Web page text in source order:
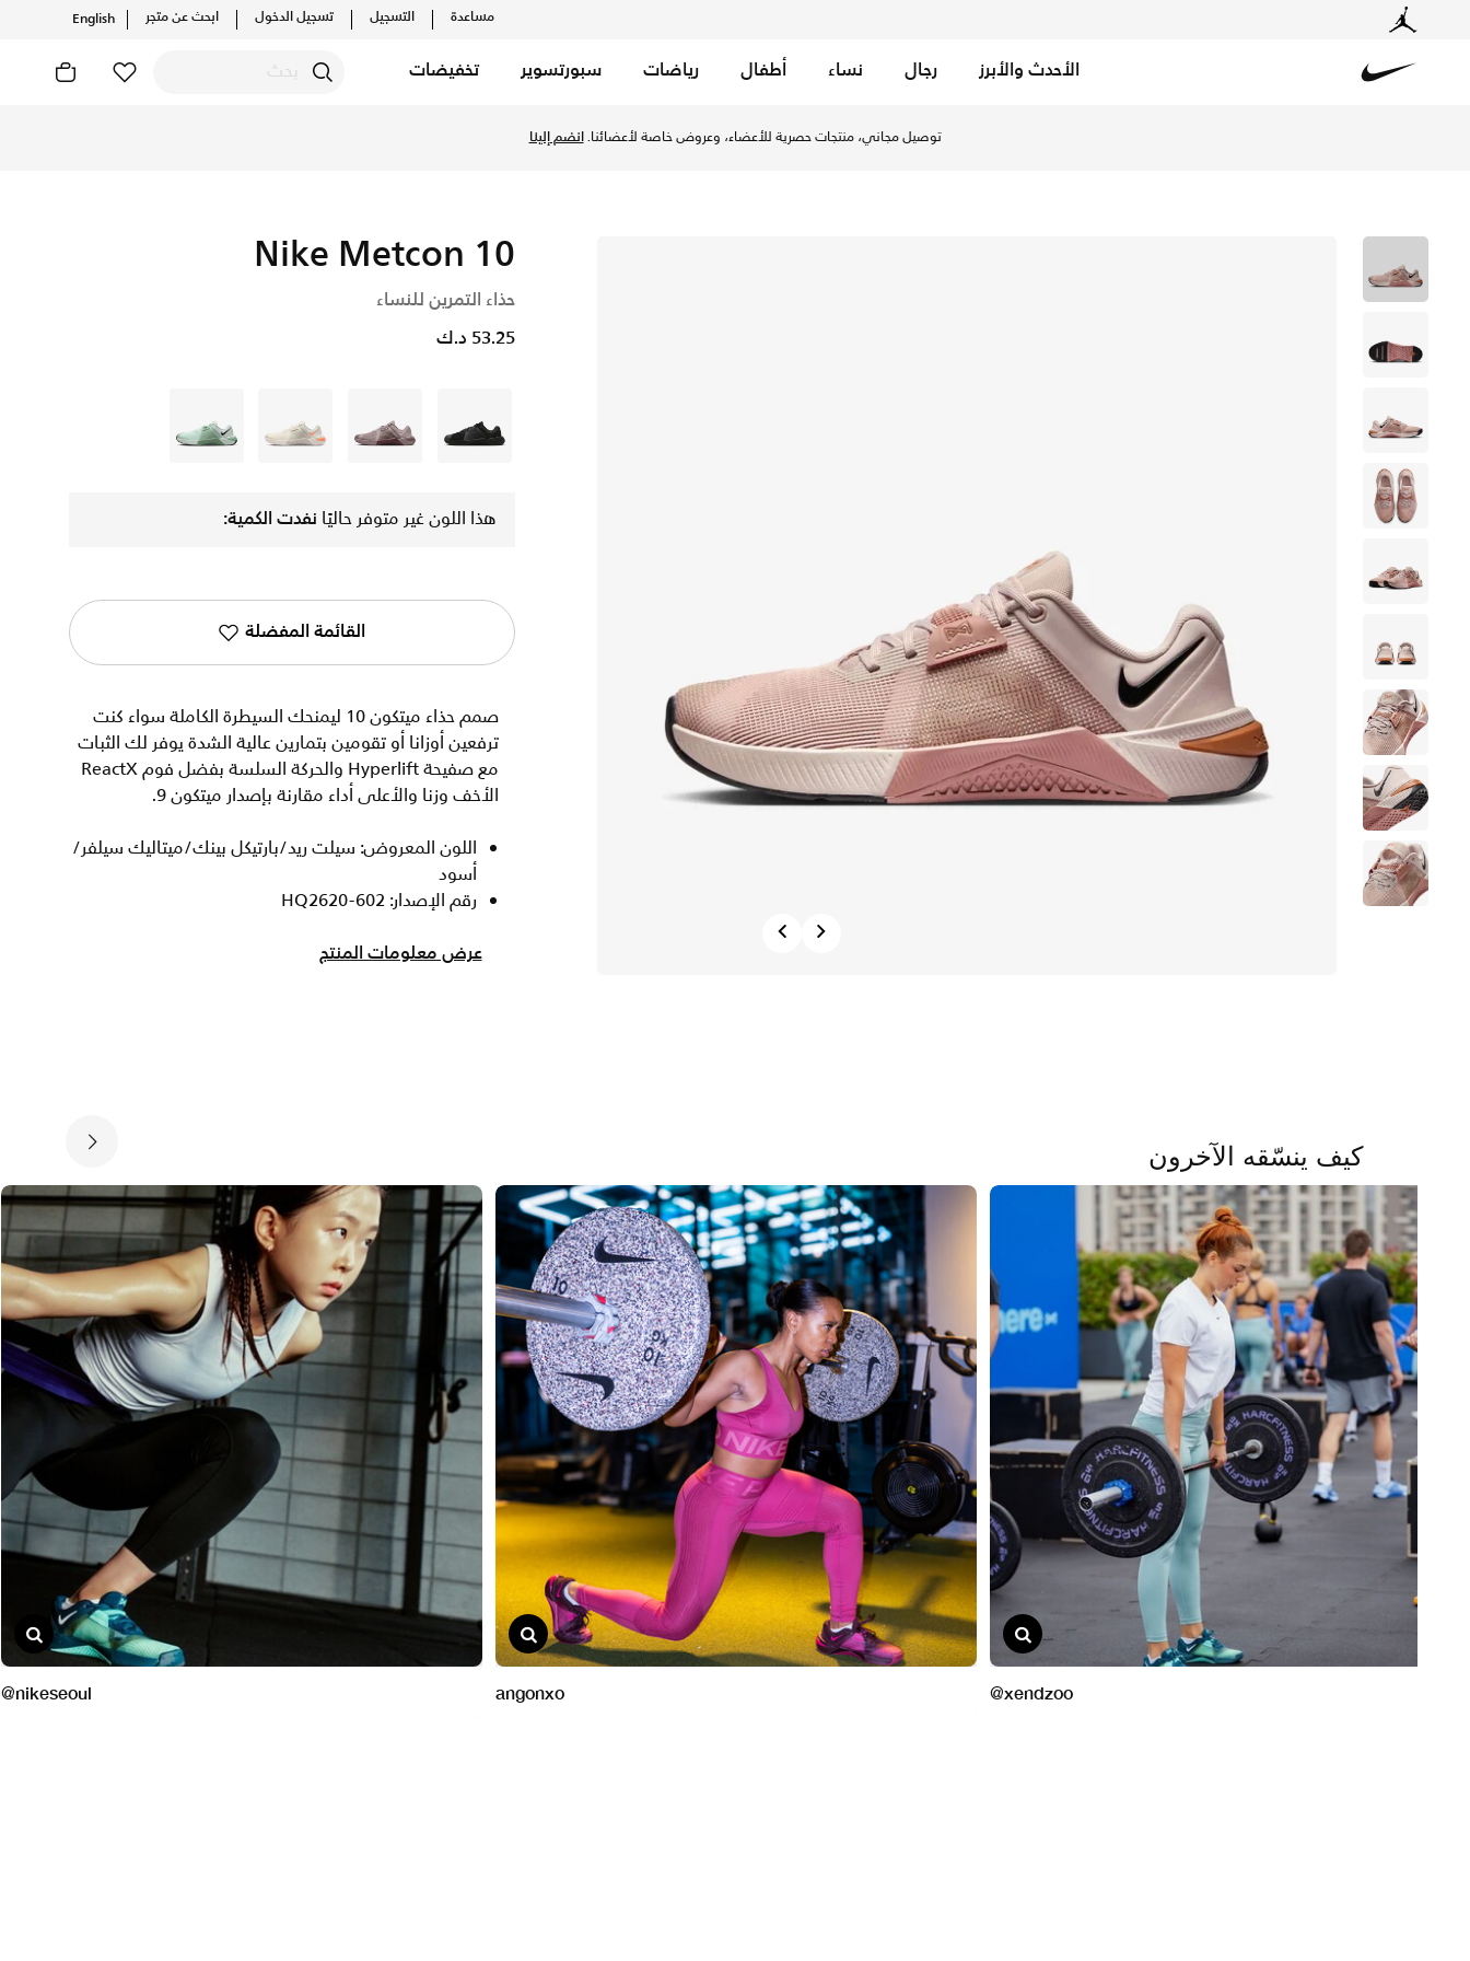
مساعدة التسجيل تسجيل الدخول ابحث عن متجر English
الأحدث والأبرز رجال نساء أطفال رياضات سبورتسوير تخفيضات
توصيل مجاني، منتجات حصرية للأعضاء، وعروض خاصة لأعضائنا.انضم إلينا
Next
Nike Metcon 10
حذاء التمرين للنساء
53.25 د.ك
رمادي بنى أبيض أخضر
هذا اللون غير متوفر حاليًا نفدت الكمية:
القائمة المفضلة
صمم حذاء ميتكون 10 ليمنحك السيطرة الكاملة سواء كنت
ترفعين أوزانا أو تقومين بتمارين عالية الشدة يوفر لك الثبات
مع صفيحة Hyperlift والحركة السلسة بفضل فوم ReactX
الأخف وزنا والأعلى أداء مقارنة بإصدار ميتكون 9.
اللون المعروض: سيلت ريد/بارتيكل بينك/ميتاليك سيلفر/
أسود
رقم الإصدار: HQ2620-602
عرض معلومات المنتج